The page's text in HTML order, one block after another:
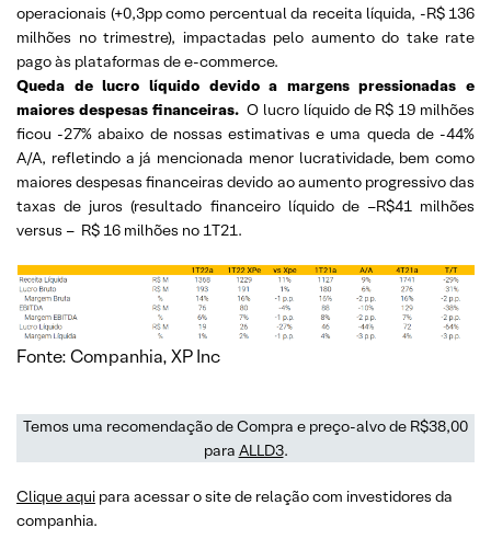
operacionais (+0,3pp como percentual da receita líquida, -R$ 136
milhões no trimestre), impactadas pelo aumento do take rate
pago às plataformas de e-commerce.
Queda de lucro líquido devido a margens pressionadas e
maiores despesas financeiras.O lucro líquido de R$ 19 milhões
ficou -27% abaixo de nossas estimativas e uma queda de -44%
A/A, refletindo a já mencionada menor lucratividade, bem como
maiores despesas financeiras devido ao aumento progressivo das
taxas de juros (resultado financeiro líquido de –R$41 milhões
versus – R$ 16 milhões no 1T21.
Fonte: Companhia, XP Inc
Temos uma recomendação de Compra e preço-alvo de R$38,00
para ALLD3.
Clique aqui para acessar o site de relação com investidores da
companhia.